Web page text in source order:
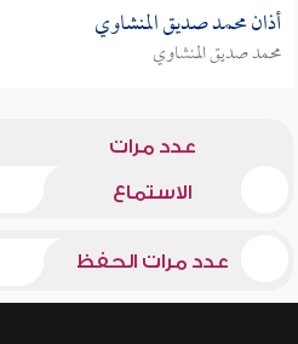
أذان محمد صديق المنشاوي
محمد صديق المنشاوي
عدد مرات
الاستماع
عدد مرات الحفظ